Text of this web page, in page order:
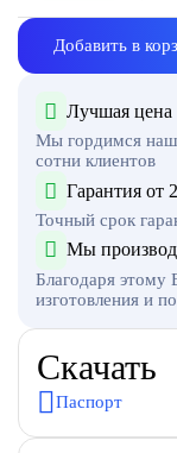
Добавить в
Лучшая цена
Мы гордимся
сотни клиентов
Гарантия от
Точный срок
Мы
Благодаря
изготовления и
Скачать
Паспорт